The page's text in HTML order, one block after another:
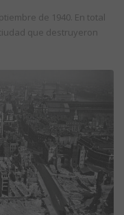
de 1940. En total
que destruyeron